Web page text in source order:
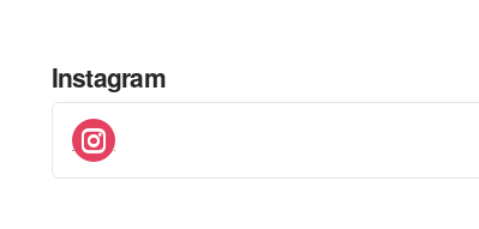
Instagram
instagram